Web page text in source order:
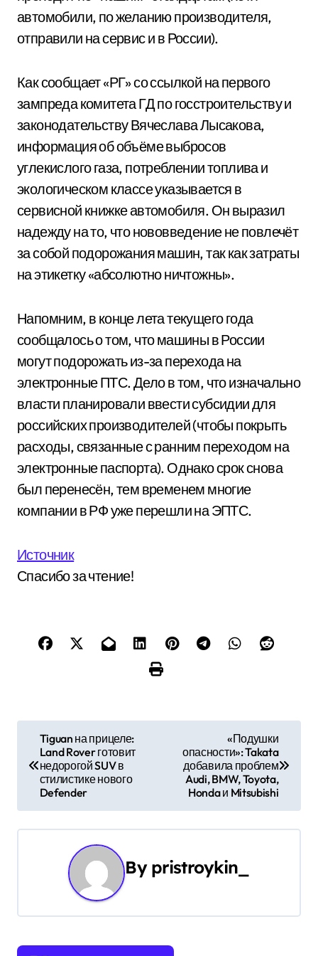
автомобили, по желанию производителя,
отправили на сервис и в России).
Как сообщает «РГ» со ссылкой на первого
зампреда комитета ГД по госстроительству и
законодательству Вячеслава Лысакова,
информация об объёме выбросов
углекислого газа, потреблении топлива и
экологическом классе указывается в
сервисной книжке автомобиля. Он выразил
надежду на то, что нововведение не повлечёт
за собой подорожания машин, так как затраты
на этикетку «абсолютно ничтожны».
Напомним, в конце лета текущего года
сообщалось о том, что машины в России
могут подорожать из-за перехода на
электронные ПТС. Дело в том, что изначально
власти планировали ввести субсидии для
российских производителей (чтобы покрыть
расходы, связанные с ранним переходом на
электронные паспорта). Однако срок снова
был перенесён, тем временем многие
компании в РФ уже перешли на ЭПТС.
Источник
Спасибо за чтение!
и
ц
и
Tiguan на прицеле:
Land Rover готовит
недорогой SUV в
стилистике нового
Defender
«Подушки
опасности»: Takata
добавила проблем
Audi, BMW, Toyota,
Honda и Mitsubishi
By pristroykin_